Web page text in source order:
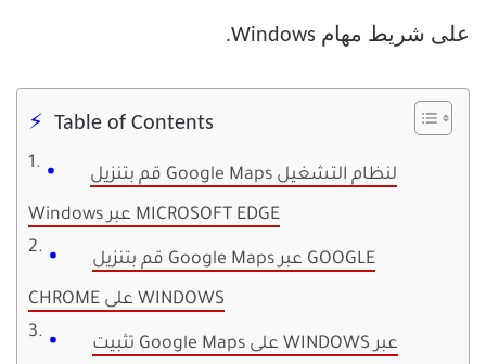
على شريط مهام Windows.
Table of Contents
قم بتنزيل Google Maps لنظام التشغيل
Windows عبر MICROSOFT EDGE
قم بتنزيل Google Maps عبر GOOGLE
CHROME على WINDOWS
تثبيت Google Maps على WINDOWS عبر